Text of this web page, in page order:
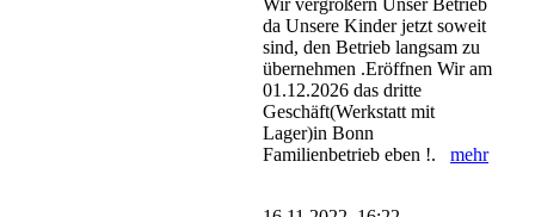
Wir vergrößern Unser Betrieb
da Unsere Kinder jetzt soweit
sind, den Betrieb langsam zu
übernehmen .Eröffnen Wir am
01.12.2026 das dritte
Geschäft(Werkstatt mit
Lager)in Bonn
Familienbetrieb eben !.mehr